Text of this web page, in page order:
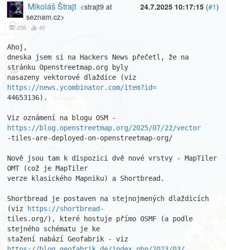
24.7.2025 10:17:15 (#1)
Mikoláš Štrajt <strajt9 at
seznam.cz>
256 40
Ahoj,
dneska jsem si na Hackers News přečetl, že na
stránku Openstreetmap.org byly
https://news.ycombinator.com/item?id=
44653136).
https://blog.openstreetmap.org/2025/07/22/vector
-tiles-are-deployed-on-openstreetmap-org/
Nově jsou tam k dispozici dvě nové vrstvy - MapTiler
OMT (což je MapTiler
verze klasického Mapniku) a Shortbread.
Shortbread je postaven na stejnojmených dlaždicích
(viz
https://shortbread-
tiles.org/), které hostuje přímo OSMF (a podle
stejného schématu je ke